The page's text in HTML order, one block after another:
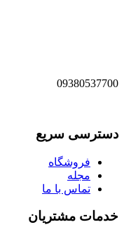
09380537700
دسترسی سریع
فروشگاه
مجله
تماس با ما
خدمات مشتریان